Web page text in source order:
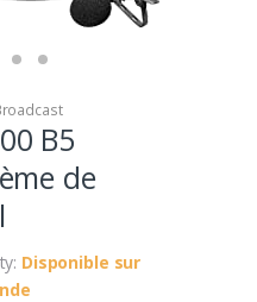
B5
de
Disponible sur